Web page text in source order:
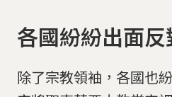
各國紛紛出面反
除了宗教領袖，各國也